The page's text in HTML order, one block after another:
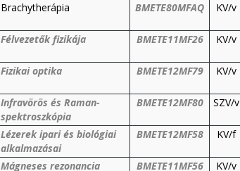
Brachytherápia
BMETE80MFAQ KV/v
Félvezetők fizikája BMETE11MF26 KV/v
Fizikai optika BMETE12MF79 KV/v
Infravörös és Raman-
spektroszkópia
BMETE12MF80 SZV/v
Lézerek ipari és biológiai
alkalmazásai
BMETE12MF58 KV/f
Mágneses rezonancia BMETE11MF56 KV/v